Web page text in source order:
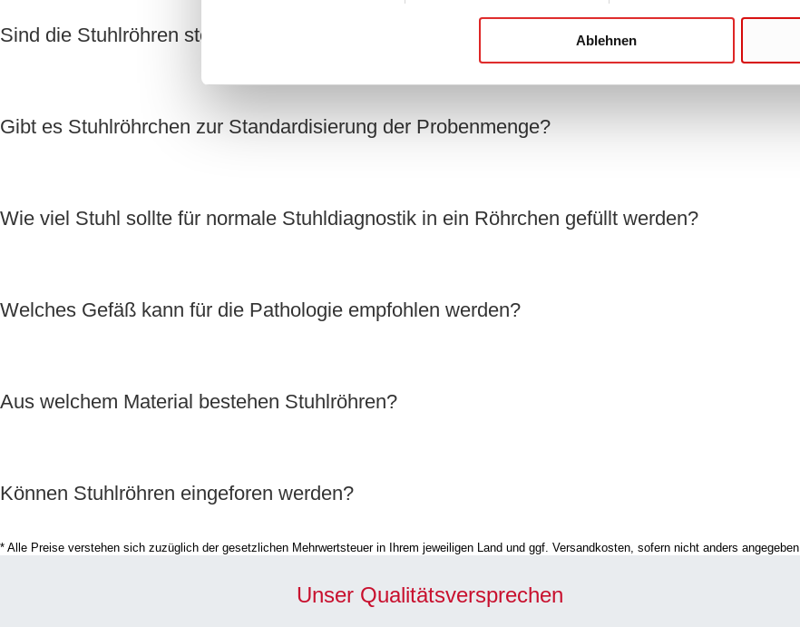
Ablehnen
Sind die Stuhlröhren steril?
Gibt es Stuhlröhrchen zur Standardisierung der Probenmenge?
Wie viel Stuhl sollte für normale Stuhldiagnostik in ein Röhrchen gefüllt werden?
Welches Gefäß kann für die Pathologie empfohlen werden?
Aus welchem Material bestehen Stuhlröhren?
Können Stuhlröhren eingeforen werden?
* Alle Preise verstehen sich zuzüglich der gesetzlichen Mehrwertsteuer in Ihrem jeweiligen Land und ggf. Versandkosten, sofern nicht anders angegeben
Unser Qualitätsversprechen